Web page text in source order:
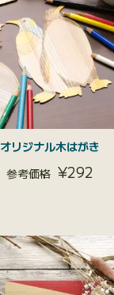
オリジナル木はがき
¥292